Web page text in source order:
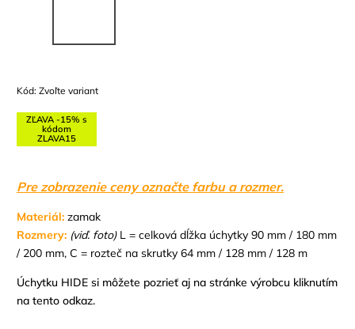
Kód: Zvoľte variant
ZĽAVA -15% s
kódom
ZLAVA15
Pre zobrazenie ceny označte farbu a rozmer.
Materiál: zamak
Rozmery: (viď. foto)L = celková dĺžka úchytky 90 mm / 180 mm
/ 200 mm, C = rozteč na skrutky 64 mm / 128 mm / 128 m
Úchytku HIDE si môžete pozrieť aj na stránke výrobcu kliknutím
na tento odkaz.